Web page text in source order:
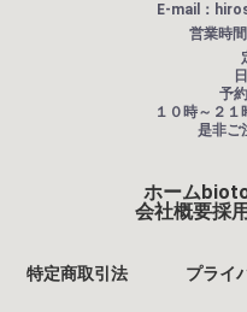
E-mail：
営業時
予
１０時～２１
是非ご
ホーム
会社概要採
特定商取引法 プライ